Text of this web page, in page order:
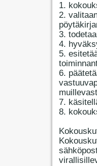
1.
2.
3.
4.
5.
6.
7.
8.